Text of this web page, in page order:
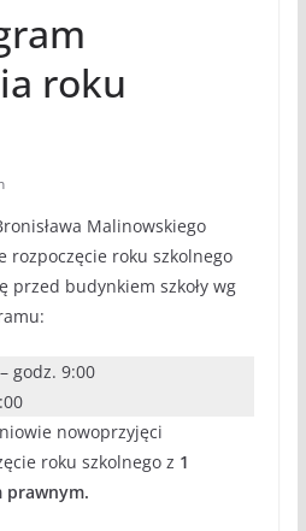
roku
Malinowskiego
rozpoczęcie roku szkolnego
przed budynkiem szkoły wg
godz. 9:00
nowoprzyjęci
roku szkolnego z 1
prawnym.